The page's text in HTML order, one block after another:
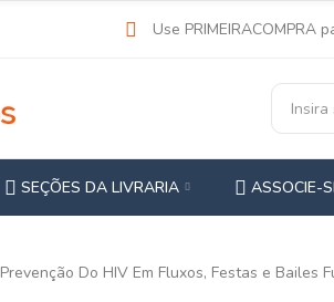
Use PRIMEIRACOMPRA
SEÇÕES DA LIVRARIA ASSOCIE-